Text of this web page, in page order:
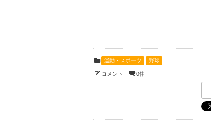
運動・スポーツ 野球
コメント 0件